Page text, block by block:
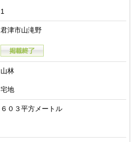
1
君津市山滝野
山林
宅地
６０３平方メートル